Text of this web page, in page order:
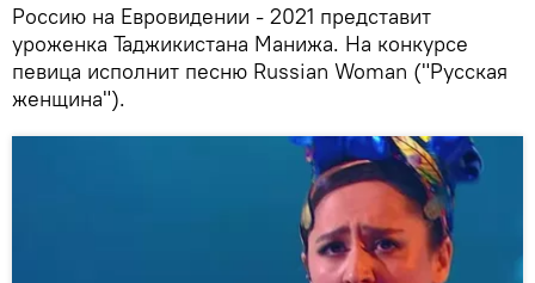
Россию на Евровидении - 2021 представит
уроженка Таджикистана Манижа. На конкурсе
певица исполнит песню Russiаn Woman ("Русская
женщина").